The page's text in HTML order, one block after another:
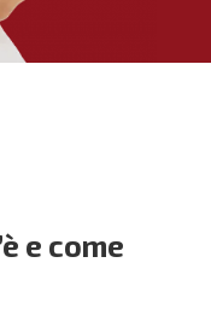
e come